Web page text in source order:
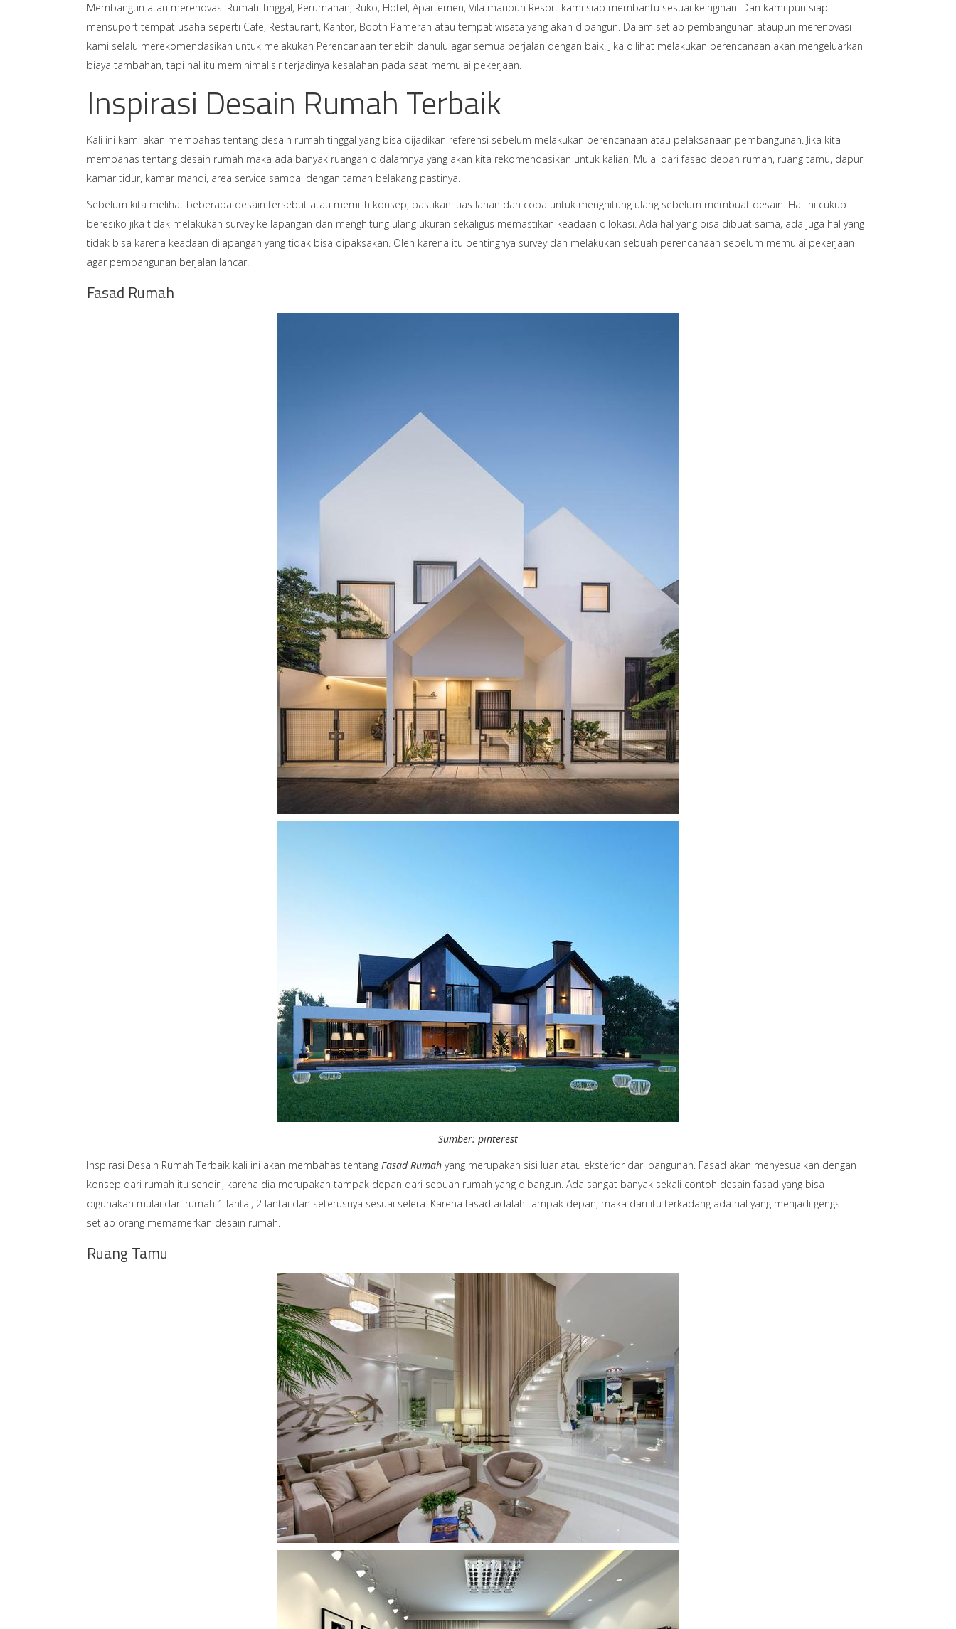
Membangun atau merenovasi Rumah Tinggal, Perumahan, Ruko, Hotel, Apartemen, Vila maupun Resort kami siap membantu sesuai keinginan. Dan kami pun siap
mensuport tempat usaha seperti Cafe, Restaurant, Kantor, Booth Pameran atau tempat wisata yang akan dibangun. Dalam setiap pembangunan ataupun merenovasi
kami selalu merekomendasikan untuk melakukan Perencanaan terlebih dahulu agar semua berjalan dengan baik. Jika dilihat melakukan perencanaan akan mengeluarkan
biaya tambahan, tapi hal itu meminimalisir terjadinya kesalahan pada saat memulai pekerjaan.
Inspirasi Desain Rumah Terbaik
Kali ini kami akan membahas tentang desain rumah tinggal yang bisa dijadikan referensi sebelum melakukan perencanaan atau pelaksanaan pembangunan. Jika kita
membahas tentang desain rumah maka ada banyak ruangan didalamnya yang akan kita rekomendasikan untuk kalian. Mulai dari fasad depan rumah, ruang tamu, dapur,
kamar tidur, kamar mandi, area service sampai dengan taman belakang pastinya.
Sebelum kita melihat beberapa desain tersebut atau memilih konsep, pastikan luas lahan dan coba untuk menghitung ulang sebelum membuat desain. Hal ini cukup
beresiko jika tidak melakukan survey ke lapangan dan menghitung ulang ukuran sekaligus memastikan keadaan dilokasi. Ada hal yang bisa dibuat sama, ada juga hal yang
tidak bisa karena keadaan dilapangan yang tidak bisa dipaksakan. Oleh karena itu pentingnya survey dan melakukan sebuah perencanaan sebelum memulai pekerjaan
agar pembangunan berjalan lancar.
Fasad Rumah
Sumber: pinterest
Inspirasi Desain Rumah Terbaik kali ini akan membahas tentang Fasad Rumah yang merupakan sisi luar atau eksterior dari bangunan. Fasad akan menyesuaikan dengan
konsep dari rumah itu sendiri, karena dia merupakan tampak depan dari sebuah rumah yang dibangun. Ada sangat banyak sekali contoh desain fasad yang bisa
digunakan mulai dari rumah 1 lantai, 2 lantai dan seterusnya sesuai selera. Karena fasad adalah tampak depan, maka dari itu terkadang ada hal yang menjadi gengsi
setiap orang memamerkan desain rumah.
Ruang Tamu